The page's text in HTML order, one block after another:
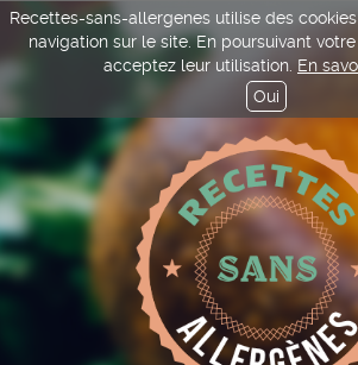
Recettes-sans-allergenes utilise des
navigation sur le site. En poursuivant
acceptez leur utilisation. En
Oui